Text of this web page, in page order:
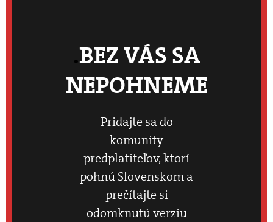
BEZ VÁS SA
NEPOHNEME
Pridajte sa do
komunity
predplatiteľov, ktorí
pohnú Slovenskom a
prečítajte si
odomknutú verziu